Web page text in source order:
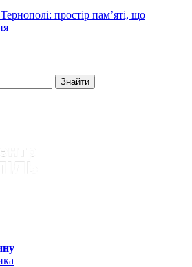
простір пам’яті, що
Знайти